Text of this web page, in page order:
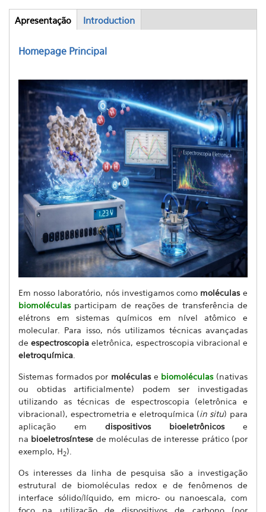
Abas
Apresentação (aba
ativa)
Introduction
Homepage Principal
Em nosso laboratório, nós investigamos como moléculase
biomoléculasparticipam de reações de transferência de
elétrons em sistemas químicos em nível atômico e
molecular. Para isso, nós utilizamos técnicas avançadas
de espectroscopia eletrônica, espectroscopia vibracional e
eletroquímica
Sistemas formados por moléculase biomoléculas (nativas
ou obtidas artificialmente) podem ser investigadas
utilizando as técnicas de espectroscopia (eletrônica e
vibracional), espectrometria e eletroquímica (in situ) para
aplicação em dispositivos bioeletrônicose
na bioeletrosíntese de moléculas de interesse prático (por
exemplo, H2).
Os interesses da linha de pesquisa são a investigação
estrutural de biomoléculas redox e de fenômenos de
interface sólido/líquido, em micro- ou nanoescala, com